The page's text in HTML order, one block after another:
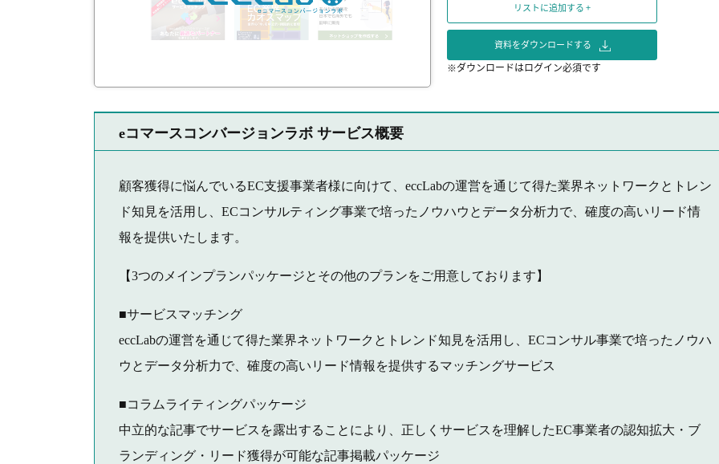
リストに追加する +
資料をダウンロードする
※ダウンロードはログイン必須です
eコマースコンバージョンラボ サービス概要
顧客獲得に悩んでいるEC支援事業者様に向けて、eccLabの運営を通じて得た業界ネットワークとトレン
ド知見を活用し、ECコンサルティング事業で培ったノウハウとデータ分析力で、確度の高いリード情
報を提供いたします。
【3つのメインプランパッケージとその他のプランをご用意しております】
■サービスマッチング
eccLabの運営を通じて得た業界ネットワークとトレンド知見を活用し、ECコンサル事業で培ったノウハ
ウとデータ分析力で、確度の高いリード情報を提供するマッチングサービス
■コラムライティングパッケージ
中立的な記事でサービスを露出することにより、正しくサービスを理解したEC事業者の認知拡大・ブ
ランディング・リード獲得が可能な記事掲載パッケージ